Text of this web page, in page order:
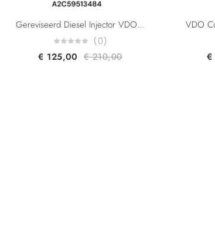
Gereviseerd Diesel Injector VDO Continental A2C59513484 H8200704191 8200903034 166008052R 1660000Q1F 166004305R 5WS40536 For Renault Dacia Nissan 1.5DCI K9K
(0)
€ 125,00 €210,00 €